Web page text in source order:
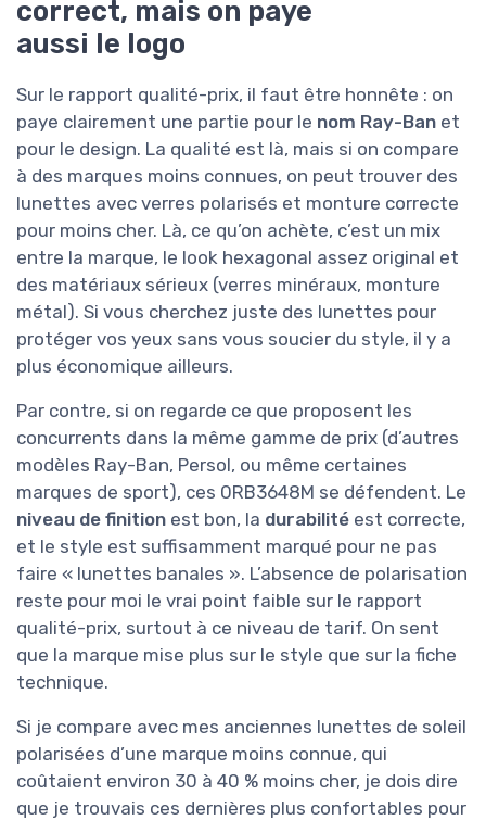
correct, mais on paye
aussi le logo
Sur le rapport qualité-prix, il faut être honnête : on
paye clairement une partie pour le nom Ray-Ban et
pour le design. La qualité est là, mais si on compare
à des marques moins connues, on peut trouver des
lunettes avec verres polarisés et monture correcte
pour moins cher. Là, ce qu’on achète, c’est un mix
entre la marque, le look hexagonal assez original et
des matériaux sérieux (verres minéraux, monture
métal). Si vous cherchez juste des lunettes pour
protéger vos yeux sans vous soucier du style, il y a
plus économique ailleurs.
Par contre, si on regarde ce que proposent les
concurrents dans la même gamme de prix (d’autres
modèles Ray-Ban, Persol, ou même certaines
marques de sport), ces 0RB3648M se défendent. Le
niveau de finition est bon, la durabilité est correcte,
et le style est suffisamment marqué pour ne pas
faire « lunettes banales ». L’absence de polarisation
reste pour moi le vrai point faible sur le rapport
qualité-prix, surtout à ce niveau de tarif. On sent
que la marque mise plus sur le style que sur la fiche
technique.
Si je compare avec mes anciennes lunettes de soleil
polarisées d’une marque moins connue, qui
coûtaient environ 30 à 40 % moins cher, je dois dire
que je trouvais ces dernières plus confortables pour